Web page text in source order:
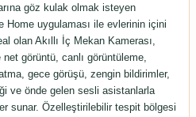
göz kulak olmak isteyen
Home uygulaması ile evlerinin içini
olan Akıllı İç Mekan Kamerası,
görüntü, canlı görüntüleme,
gece görüşü, zengin bildirimler,
ve önde gelen sesli asistanlarla
sunar. Özelleştirilebilir tespit bölgesi